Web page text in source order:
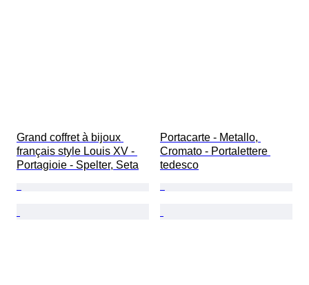
Grand coffret à bijoux
français style Louis XV -
Portagioie - Spelter, Seta
Portacarte - Metallo,
Cromato - Portalettere
tedesco